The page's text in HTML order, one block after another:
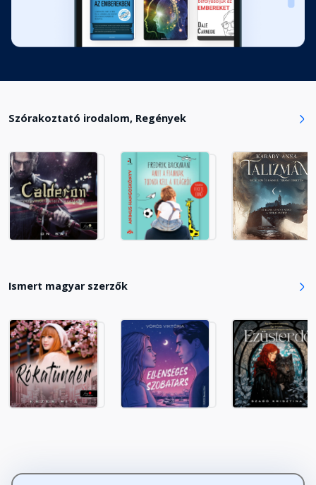
Lobog a tűz
Fejezet hossza: 00:08:44
Botló léptek
Fejezet hossza: 00:05:08
A nagy nap
Fejezet hossza: 00:08:02
Fejezet hossza: 00:06:37
Szerelem a levegőben
Fejezet hossza: 00:06:56
Zárt ajtók mögött
Suli OFF, mozi ON
Szórakoztató irodalom, Regények
Ismert magyar szerzők